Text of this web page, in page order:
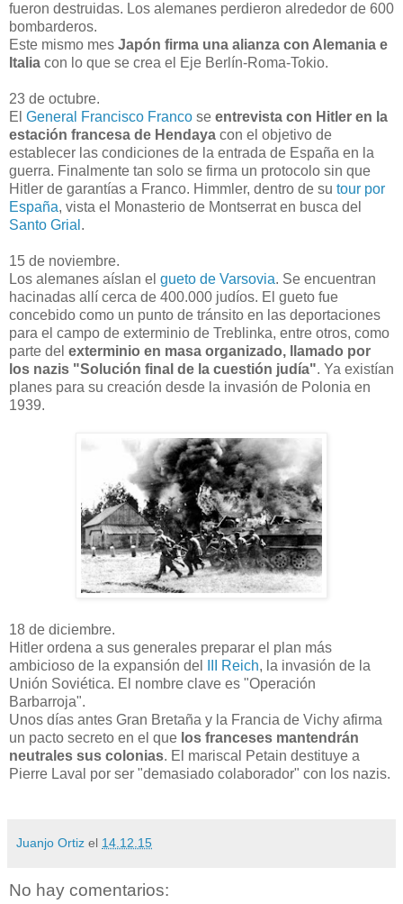
fueron destruidas. Los alemanes perdieron alrededor de 600
bombarderos.
Este mismo mes Japón firma una alianza con Alemania e
Italia con lo que se crea el Eje Berlín-Roma-Tokio.
23 de octubre.
El General Francisco Franco se entrevista con Hitler en la
estación francesa de Hendaya con el objetivo de
establecer las condiciones de la entrada de España en la
guerra. Finalmente tan solo se firma un protocolo sin que
Hitler de garantías a Franco. Himmler, dentro de su tour por
España, vista el Monasterio de Montserrat en busca del
Santo Grial .
15 de noviembre.
Los alemanes aíslan el gueto de Varsovia. Se encuentran
hacinadas allí cerca de 400.000 judíos. El gueto fue
concebido como un punto de tránsito en las deportaciones
para el campo de exterminio de Treblinka, entre otros, como
parte del exterminio en masa organizado, llamado por
los nazis "Solución final de la cuestión judía". Ya existían
planes para su creación desde la invasión de Polonia en
1939.
18 de diciembre.
Hitler ordena a sus generales preparar el plan más
ambicioso de la expansión del
III Reich, la invasión de la
Unión Soviética. El nombre clave es "Operación
Barbarroja".
Unos días antes Gran Bretaña y la Francia de Vichy afirma
un pacto secreto en el que los franceses mantendrán
neutrales sus colonias. El mariscal Petain destituye a
Pierre Laval por ser "demasiado colaborador" con los nazis.
Juanjo Ortiz el 14.12.15
No hay comentarios: